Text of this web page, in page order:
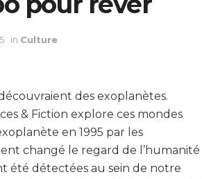
in Culture
des exoplanètes.
& Fiction explore ces mondes
en 1995 par les
changé le regard de l’humanité
été détectées au sein de notre